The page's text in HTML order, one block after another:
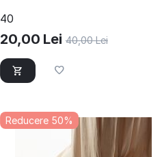
40
20,00 Lei 40,00 Lei
Reducere 50%